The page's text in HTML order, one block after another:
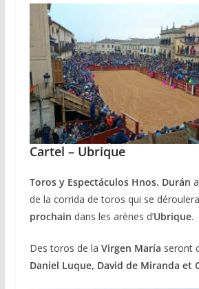
Cartel – Ubrique
Toros y Espectáculos Hnos. Durán
de la corrida de toros qui se
prochain dans les arènes d’Ubrique.
Des toros de la Virgen María seront
Daniel Luque, David de Miranda et